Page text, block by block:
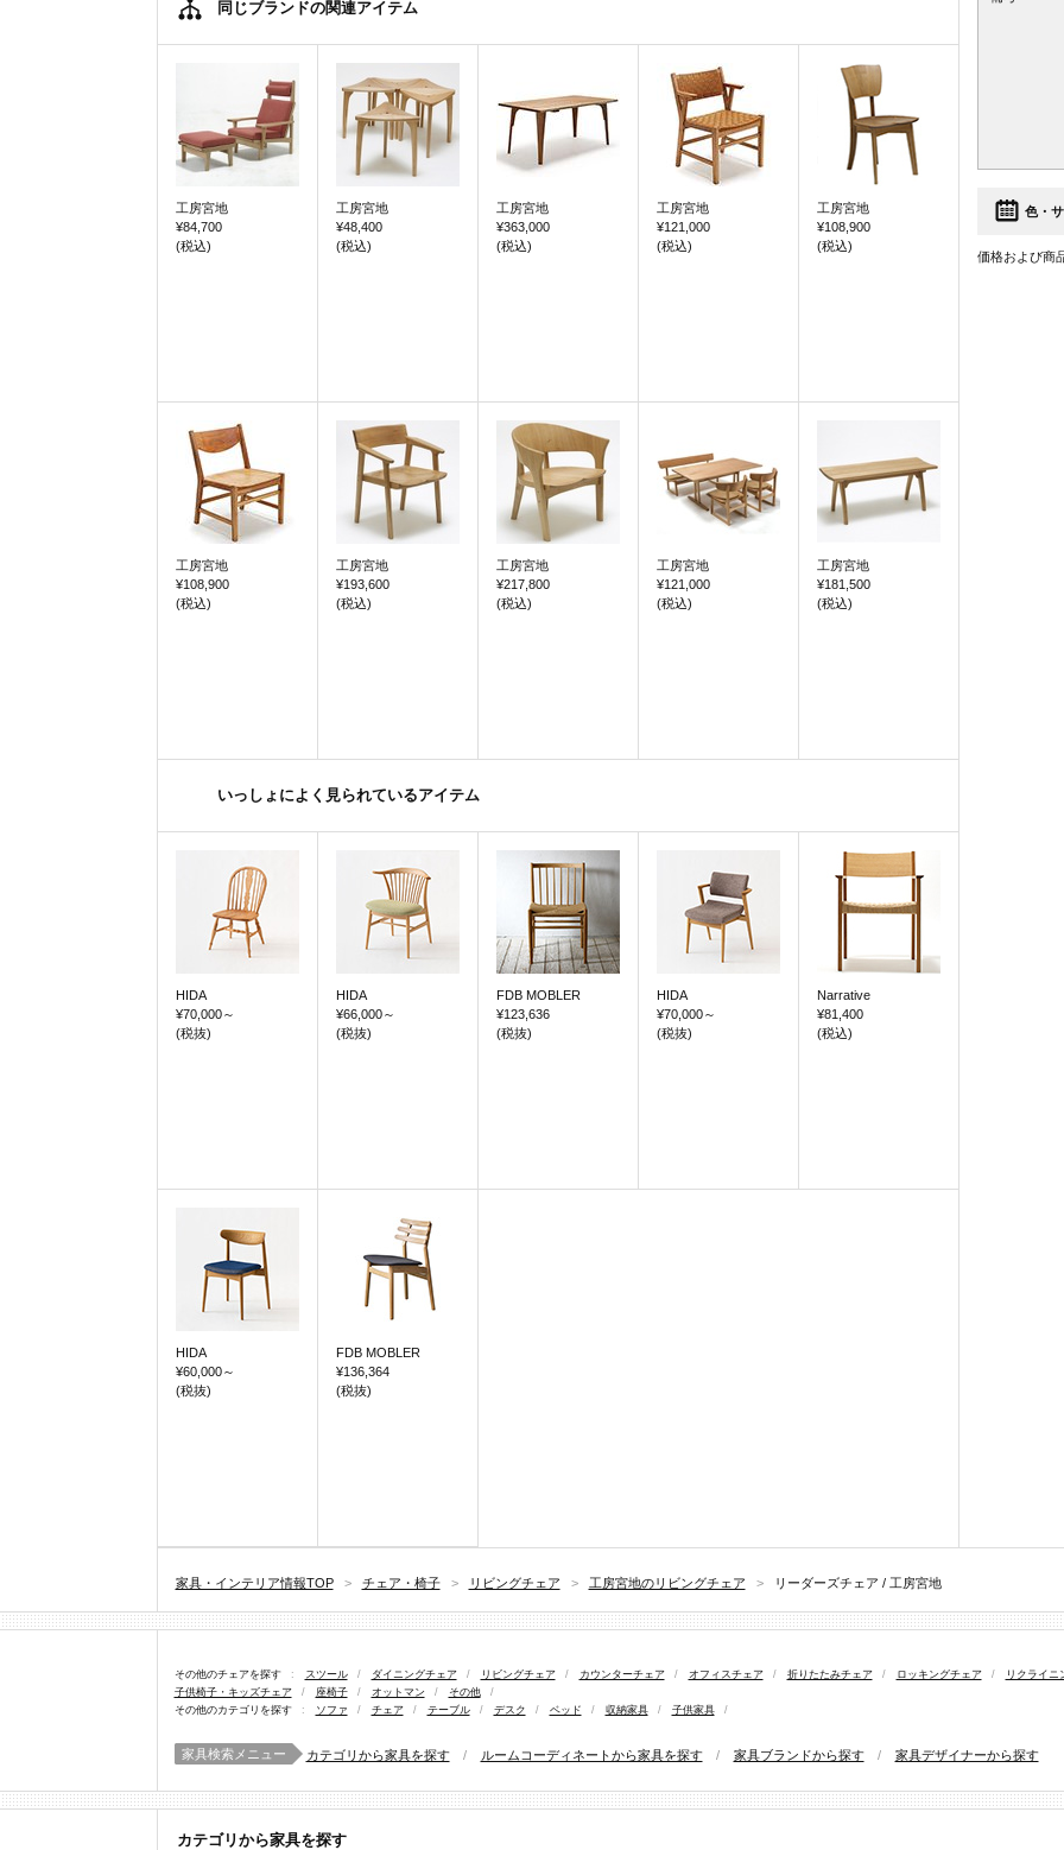
同じブランドの関連アイテム
工房宮地
¥84,700
(税込)
工房宮地
¥48,400
(税込)
工房宮地
¥363,000
(税込)
工房宮地
¥121,000
(税込)
工房宮地
¥108,900
(税込)
工房宮地
¥108,900
(税込)
工房宮地
¥193,600
(税込)
工房宮地
¥217,800
(税込)
工房宮地
¥121,000
(税込)
工房宮地
¥181,500
(税込)
いっしょによく見られているアイテム
HIDA
¥70,000～
(税抜)
HIDA
¥66,000～
(税抜)
FDB MOBLER
¥123,636
(税抜)
HIDA
¥70,000～
(税抜)
Narrative
¥81,400
(税込)
HIDA
¥60,000～
(税抜)
FDB MOBLER
¥136,364
(税抜)
色・
価格および商
家具・インテリア情報TOP > チェア・椅子 > リビングチェア > 工房宮地のリビングチェア > リーダーズチェア / 工房宮地
その他のチェアを探す : スツール / ダイニングチェア / リビングチェア / カウンターチェア / オフィスチェア / 折りたたみチェア / ロッキングチェア / リクライニ
子供椅子・キッズチェア
/ 座椅子 / オットマン / その他
/
その他のカテゴリを探す
: ソファ / チェア / テーブル / デスク / ベッド / 収納家具 / 子供家具 /
家具検索メニュー カテゴリから家具を探す / ルームコーディネートから家具を探す / 家具ブランドから探す / 家具デザイナーから探す
カテゴリから家具を探す